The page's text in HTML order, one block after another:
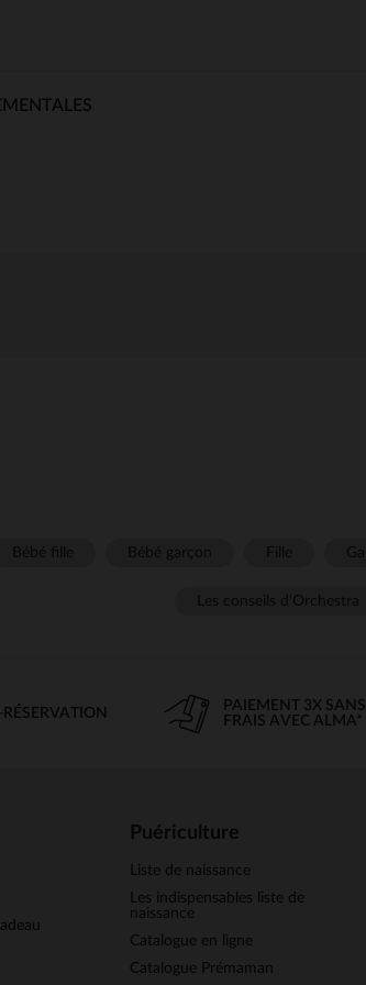
RÉSERVATION
PAIEMENT 3X SANS
FRAIS AVEC ALMA*
Puériculture
Liste de naissance
Les indispensables liste de
naissance
Catalogue en ligne
Catalogue Prémaman